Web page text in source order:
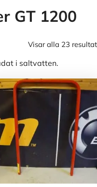
GT 1200
Visar alla 23 resultat
i saltvatten.